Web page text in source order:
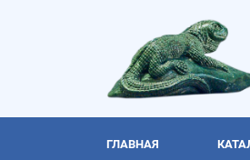
ГЛАВНАЯ